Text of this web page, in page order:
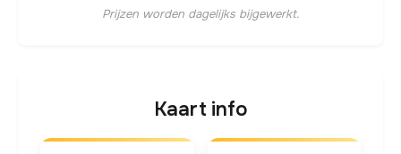
Prijzen worden dagelijks bijgewerkt.
Kaart info